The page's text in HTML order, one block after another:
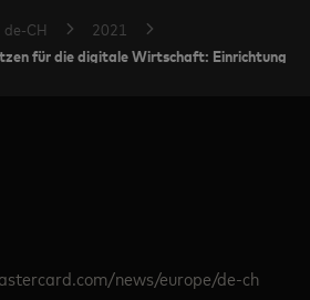
de-CH 2021
für die digitale Wirtschaft: Einrichtung
news/europe/de-ch